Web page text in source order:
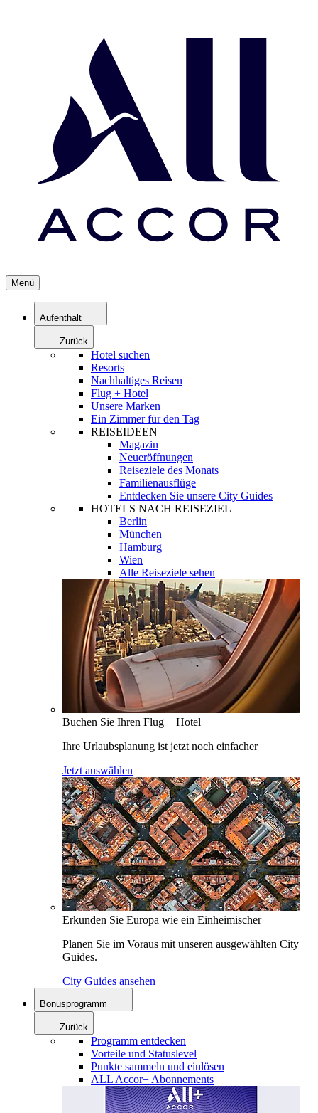
Menü
Aufenthalt
Zurück
Hotel suchen
Resorts
Nachhaltiges Reisen
Flug + Hotel
Unsere Marken
Ein Zimmer für den Tag
REISEIDEEN
Magazin
Neueröffnungen
Reiseziele des Monats
Familienausflüge
Entdecken Sie unsere City Guides
HOTELS NACH REISEZIEL
Berlin
München
Hamburg
Wien
Alle Reiseziele sehen
Buchen Sie Ihren Flug + Hotel
Ihre Urlaubsplanung ist jetzt noch einfacher
Jetzt auswählen
Erkunden Sie Europa wie ein Einheimischer
Planen Sie im Voraus mit unseren ausgewählten City
Guides.
City Guides ansehen
Bonusprogramm
Zurück
Programm entdecken
Vorteile und Statuslevel
Punkte sammeln und einlösen
ALL Accor+ Abonnements